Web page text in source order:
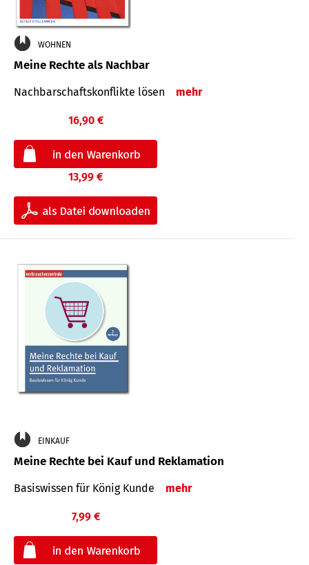
WOHNEN
Meine Rechte als Nachbar
Nach­bar­schafts­konflikte lösen mehr
16,90 €
13,99 €
EINKAUF
Meine Rechte bei Kauf und Reklamation
Basiswissen für König Kunde mehr
7,99 €